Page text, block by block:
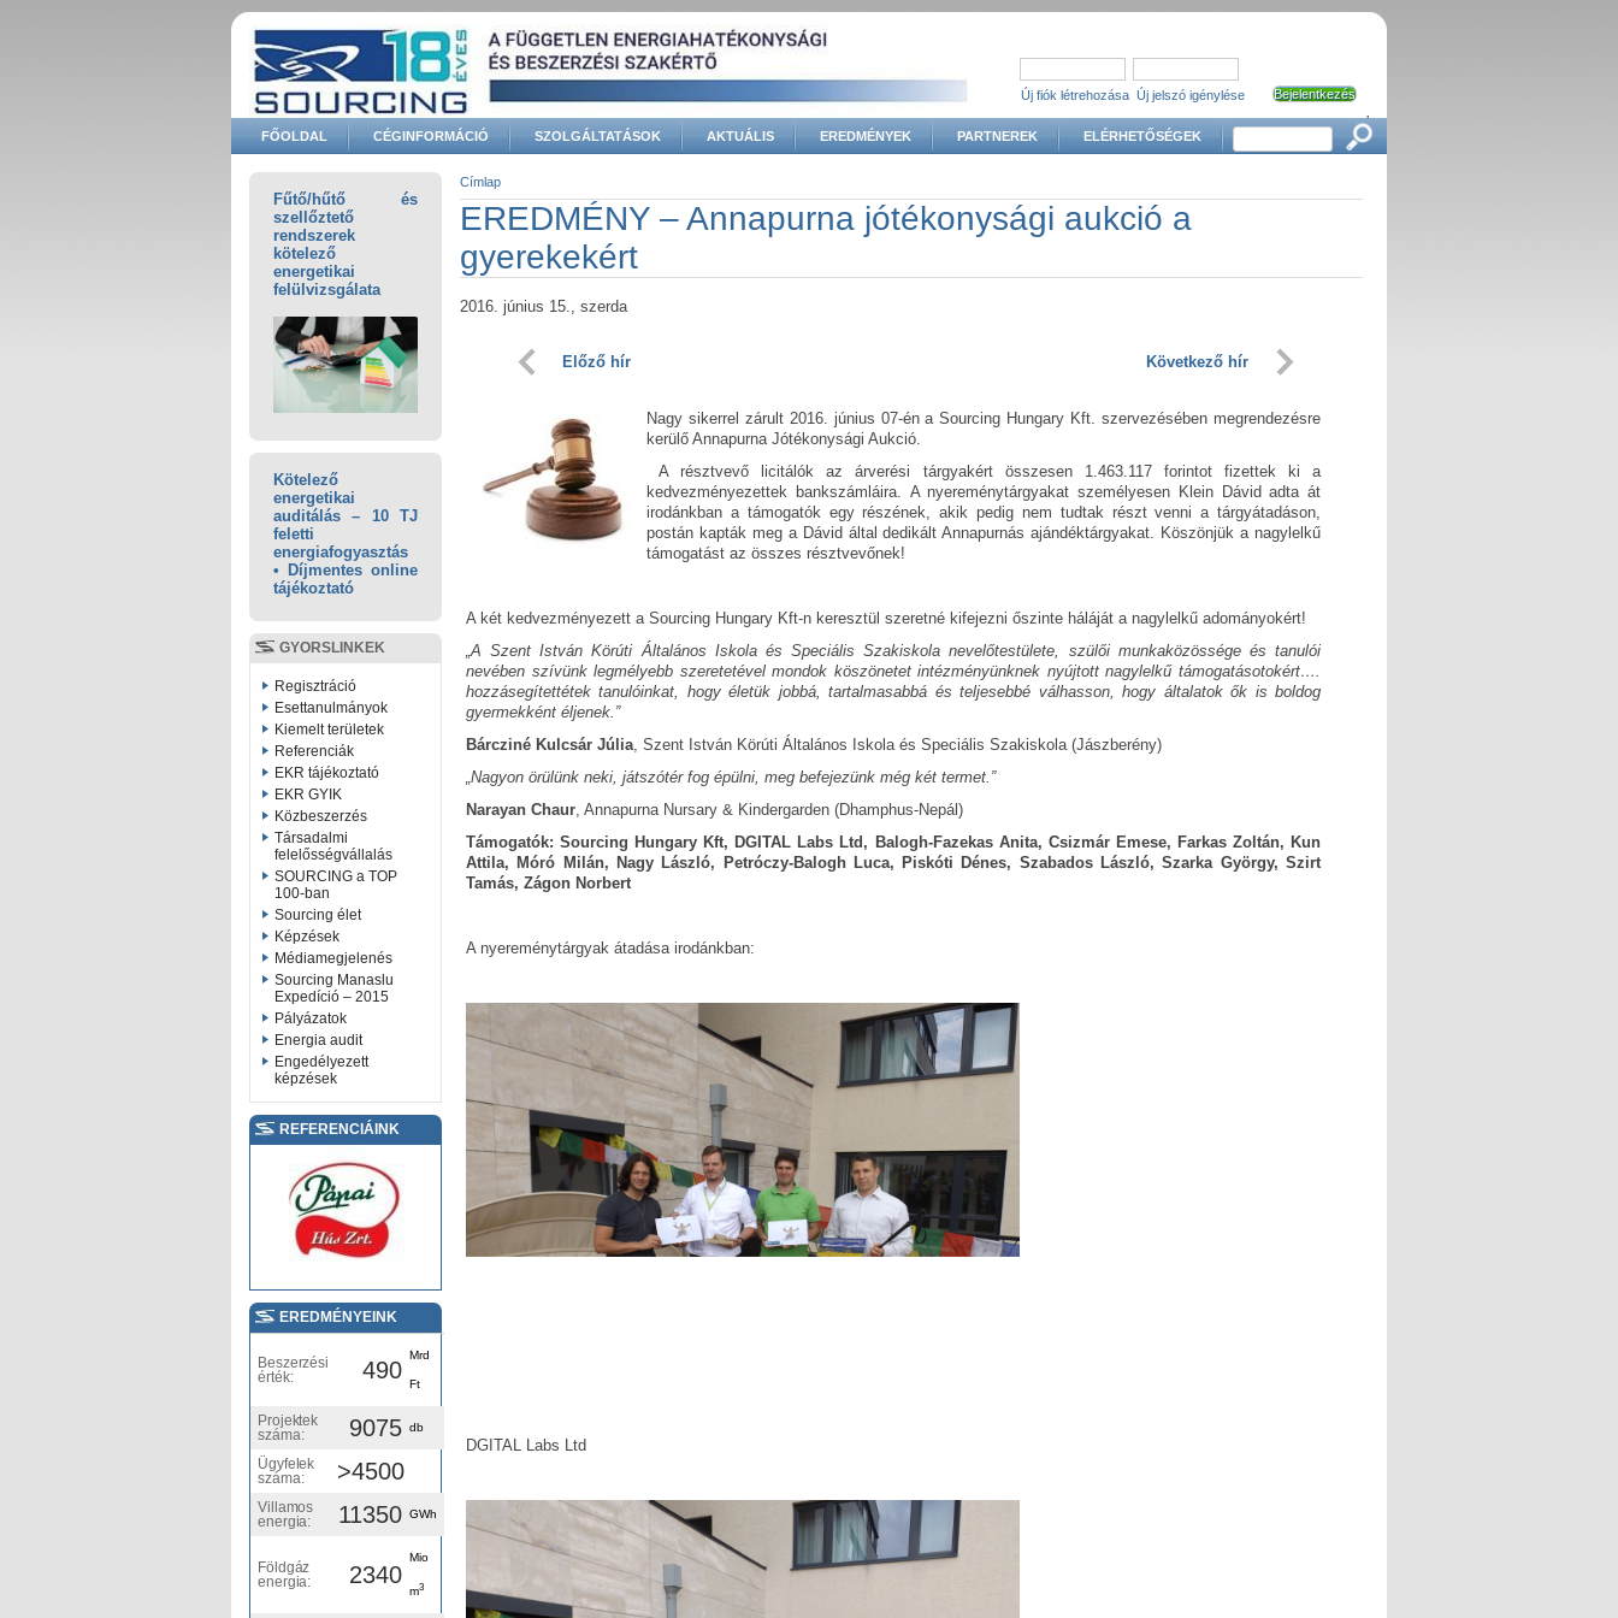
Új fiók létrehozása Új jelszó igénylése
'
FŐOLDAL CÉGINFORMÁCIÓ SZOLGÁLTATÁSOK AKTUÁLIS EREDMÉNYEK PARTNEREK ELÉRHETŐSÉGEK
Keresés űrlap
Keresés
Fűtő/hűtő és
szellőztető
rendszerek
kötelező
energetikai
felülvizsgálata
Kötelező
energetikai
auditálás – 10 TJ
feletti
energiafogyasztás
• Díjmentes online
tájékoztató
GYORSLINKEK
Regisztráció
Esettanulmányok
Kiemelt területek
Referenciák
EKR tájékoztató
EKR GYIK
Közbeszerzés
Társadalmi
felelősségvállalás
SOURCING a TOP
100-ban
Sourcing élet
Képzések
Médiamegjelenés
Sourcing Manaslu
Expedíció – 2015
Pályázatok
Energia audit
Engedélyezett
képzések
REFERENCIÁINK
EREDMÉNYEINK
Beszerzési
érték:
490
Mrd
Ft
Projektek
száma:
9075 db
Ügyfelek
száma:
>4500
Villamos
energia:
11350 GWh
Földgáz
energia:
2340
Mio
m3
Jelenlegi hely
Címlap
EREDMÉNY – Annapurna jótékonysági aukció a
gyerekekért
2016. június 15., szerda
Előző hír Következő hír
Nagy sikerrel zárult 2016. június 07-én a Sourcing Hungary Kft. szervezésében megrendezésre
kerülő Annapurna Jótékonysági Aukció.
A résztvevő licitálók az árverési tárgyakért összesen 1.463.117 forintot fizettek ki a
kedvezményezettek bankszámláira. A nyereménytárgyakat személyesen Klein Dávid adta át
irodánkban a támogatók egy részének, akik pedig nem tudtak részt venni a tárgyátadáson,
postán kapták meg a Dávid által dedikált Annapurnás ajándéktárgyakat. Köszönjük a nagylelkű
támogatást az összes résztvevőnek!
A két kedvezményezett a Sourcing Hungary Kft-n keresztül szeretné kifejezni őszinte háláját a nagylelkű adományokért!
„A Szent István Körúti Általános Iskola és Speciális Szakiskola nevelőtestülete, szülői munkaközössége és tanulói
nevében szívünk legmélyebb szeretetével mondok köszönetet intézményünknek nyújtott nagylelkű támogatásotokért….
hozzásegítettétek tanulóinkat, hogy életük jobbá, tartalmasabbá és teljesebbé válhasson, hogy általatok ők is boldog
gyermekként éljenek.”
Bárcziné Kulcsár Júlia , Szent István Körúti Általános Iskola és Speciális Szakiskola (Jászberény)
„Nagyon örülünk neki, játszótér fog épülni, meg befejezünk még két termet.”
Narayan Chaur , Annapurna Nursary & Kindergarden (Dhamphus-Nepál)
Támogatók: Sourcing Hungary Kft, DGITAL Labs Ltd, Balogh-Fazekas Anita, Csizmár Emese, Farkas Zoltán, Kun
Attila, Móró Milán, Nagy László, Petróczy-Balogh Luca, Piskóti Dénes, Szabados László, Szarka György, Szirt
Tamás, Zágon Norbert
A nyereménytárgyak átadása irodánkban:
DGITAL Labs Ltd